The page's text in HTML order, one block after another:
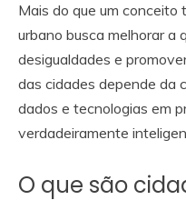
Mais do que um conceito
urbano busca melhorar a
desigualdades e
das cidades depende da
dados e tecnologias em
verdadeiramente
O que são